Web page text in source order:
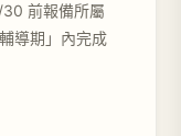
前報備所屬
導期」內完成